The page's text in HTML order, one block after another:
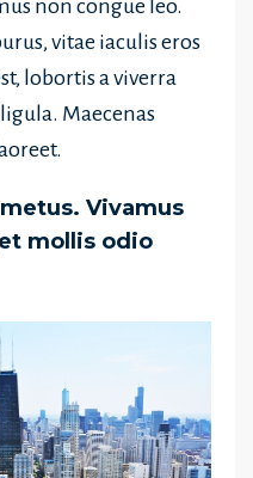
non congue leo.
vitae iaculis eros
lobortis a viverra
Maecenas
Vivamus
mollis odio